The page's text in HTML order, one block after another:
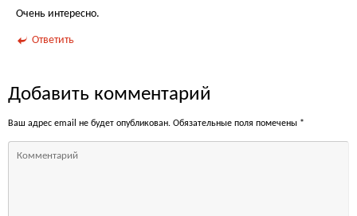
Очень интересно.
Ответить
Добавить комментарий
Ваш адрес email не будет опубликован. Обязательные поля помечены *